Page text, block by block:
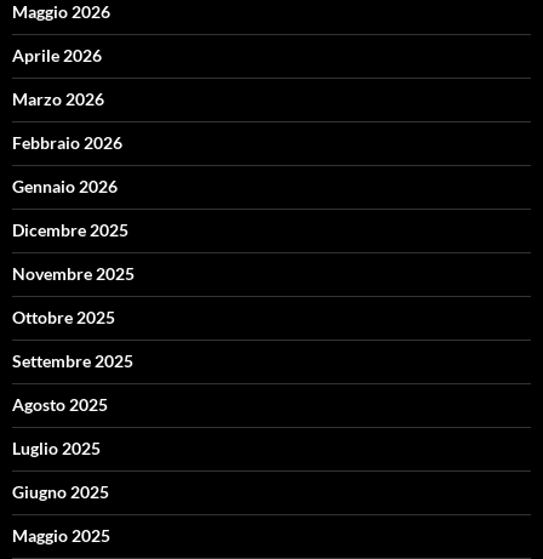
Maggio 2026
Aprile 2026
Marzo 2026
Febbraio 2026
Gennaio 2026
Dicembre 2025
Novembre 2025
Ottobre 2025
Settembre 2025
Agosto 2025
Luglio 2025
Giugno 2025
Maggio 2025